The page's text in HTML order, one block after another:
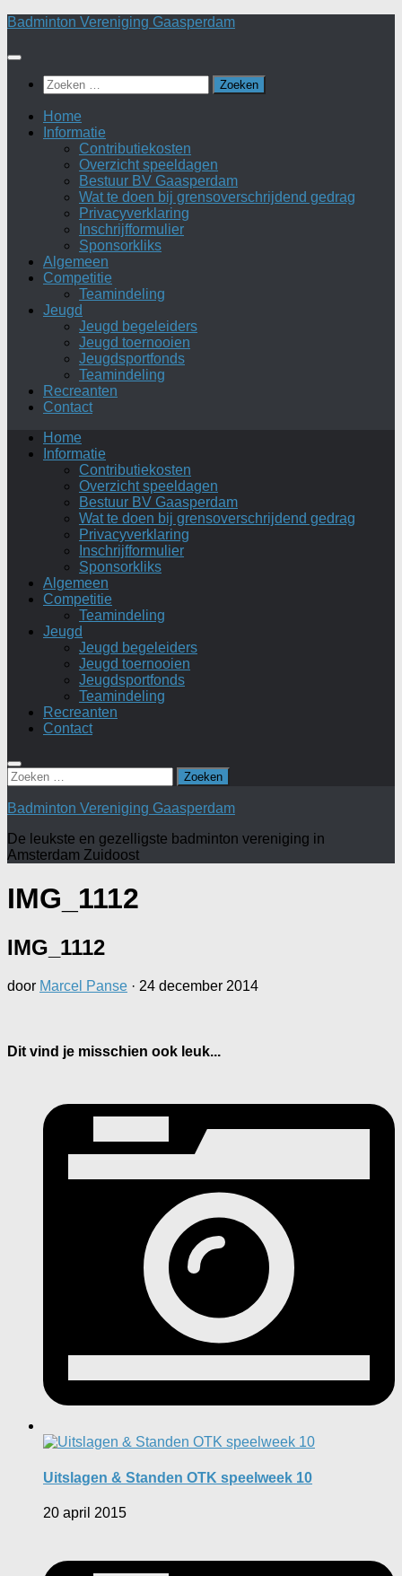
Doorgaan
inhoud
Badminton Vereniging Gaasperdam
Zoeken
naar:
Home
Informatie
Contributiekosten
Overzicht speeldagen
Bestuur BV Gaasperdam
Wat te doen bij grensoverschrijdend gedrag
Privacyverklaring
Inschrijfformulier
Sponsorkliks
Algemeen
Competitie
Teamindeling
Jeugd
Jeugd begeleiders
Jeugd toernooien
Jeugdsportfonds
Teamindeling
Recreanten
Contact
Home
Informatie
Contributiekosten
Overzicht speeldagen
Bestuur BV Gaasperdam
Wat te doen bij grensoverschrijdend gedrag
Privacyverklaring
Inschrijfformulier
Sponsorkliks
Algemeen
Competitie
Teamindeling
Jeugd
Jeugd begeleiders
Jeugd toernooien
Jeugdsportfonds
Teamindeling
Recreanten
Contact
Zoeken
naar:
Badminton Vereniging Gaasperdam
De leukste en gezelligste badminton vereniging in
Amsterdam Zuidoost
IMG_1112
IMG_1112
door Marcel Panse · 24 december 2014
Dit vind je misschien ook leuk...
Uitslagen & Standen OTK speelweek 10
20 april 2015